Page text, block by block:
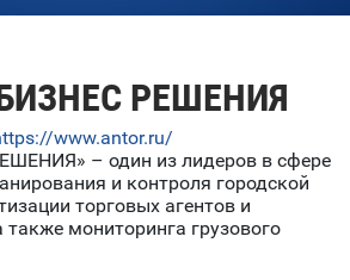
РЕШЕНИЯ
www.antor.ru/
– один из лидеров в сфере
и контроля городской
торговых агентов и
мониторинга грузового